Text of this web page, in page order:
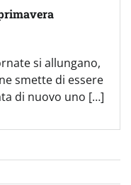
si allungano,
smette di essere
di nuovo uno […]